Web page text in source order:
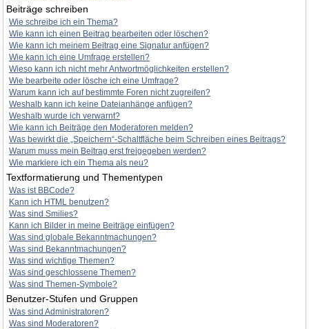
Beiträge schreiben
Wie schreibe ich ein Thema?
Wie kann ich einen Beitrag bearbeiten oder löschen?
Wie kann ich meinem Beitrag eine Signatur anfügen?
Wie kann ich eine Umfrage erstellen?
Wieso kann ich nicht mehr Antwortmöglichkeiten erstellen?
Wie bearbeite oder lösche ich eine Umfrage?
Warum kann ich auf bestimmte Foren nicht zugreifen?
Weshalb kann ich keine Dateianhänge anfügen?
Weshalb wurde ich verwarnt?
Wie kann ich Beiträge den Moderatoren melden?
Was bewirkt die „Speichern“-Schaltfläche beim Schreiben eines Beitrags?
Warum muss mein Beitrag erst freigegeben werden?
Wie markiere ich ein Thema als neu?
Textformatierung und Thementypen
Was ist BBCode?
Kann ich HTML benutzen?
Was sind Smilies?
Kann ich Bilder in meine Beiträge einfügen?
Was sind globale Bekanntmachungen?
Was sind Bekanntmachungen?
Was sind wichtige Themen?
Was sind geschlossene Themen?
Was sind Themen-Symbole?
Benutzer-Stufen und Gruppen
Was sind Administratoren?
Was sind Moderatoren?